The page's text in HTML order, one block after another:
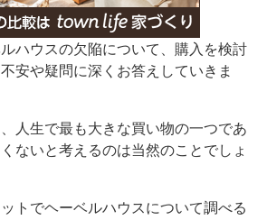
ハウスの欠陥について、購入を検討
安や疑問に深くお答えしていきま
人生で最も大きな買い物の一つであ
ないと考えるのは当然のことでしょ
トでヘーベルハウスについて調べる